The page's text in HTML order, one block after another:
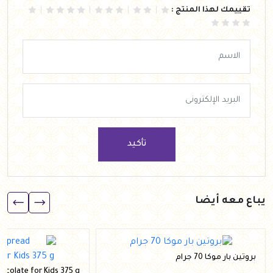
تقييمك لهذا المنتج :
تأكيد
يباع معه أيضا
بروتين بار موكا 70 جرام